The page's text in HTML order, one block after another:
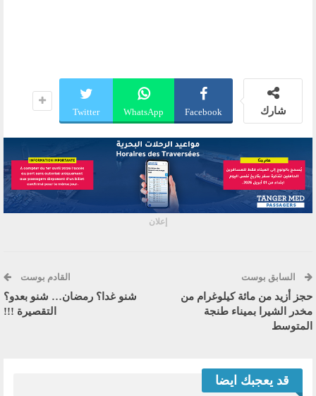
شارك Facebook
WhatsApp
Twitter
إعلان
السابق بوست
حجز أزيد من مائة كيلوغرام من
مخدر الشيرا بميناء طنجة
المتوسط
القادم بوست
شنو غدا؟ رمضان… شنو بعدو؟
التقصيرة !!!
قد يعجبك ايضا